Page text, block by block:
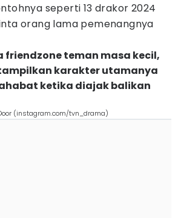
seperti 13 drakor 2024
orang lama pemenangnya
friendzone teman masa kecil,
tampilkan karakter utamanya
ketika diajak balikan
(instagram.com/tvn_drama)